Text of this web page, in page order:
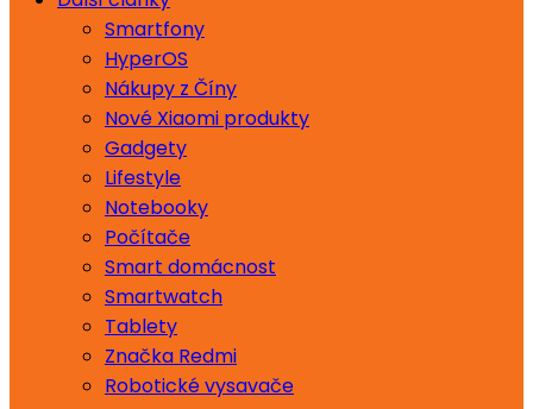
Smartfony
HyperOS
Nákupy z Číny
Nové Xiaomi produkty
Gadgety
Lifestyle
Notebooky
Počítače
Smart domácnost
Smartwatch
Tablety
Značka Redmi
Robotické vysavače